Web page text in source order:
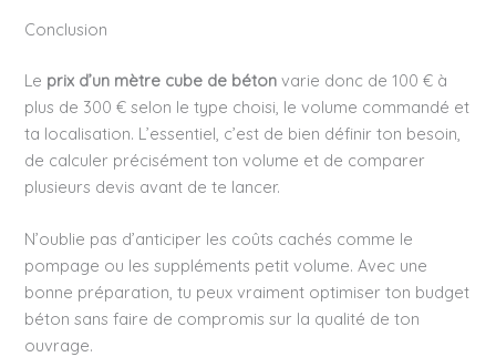
Conclusion
Le prix d’un mètre cube de béton varie donc de 100 € à
plus de 300 € selon le type choisi, le volume commandé et
ta localisation. L’essentiel, c’est de bien définir ton besoin,
de calculer précisément ton volume et de comparer
plusieurs devis avant de te lancer.
N’oublie pas d’anticiper les coûts cachés comme le
pompage ou les suppléments petit volume. Avec une
bonne préparation, tu peux vraiment optimiser ton budget
béton sans faire de compromis sur la qualité de ton
ouvrage.